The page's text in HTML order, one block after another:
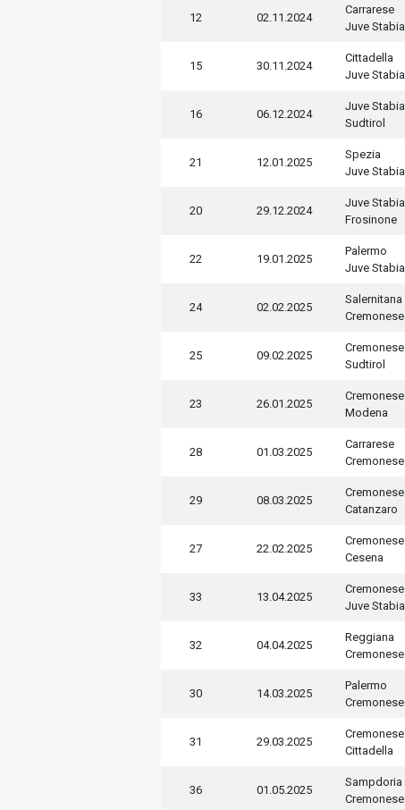
12 02.11.2024
Carrarese
Juve Stabia
15 30.11.2024
Cittadella
Juve Stabia
16 06.12.2024
Juve Stabia
Sudtirol
21 12.01.2025
Spezia
Juve Stabia
20 29.12.2024
Juve Stabia
Frosinone
22 19.01.2025
Palermo
Juve Stabia
24 02.02.2025
Salernitana
Cremonese
25 09.02.2025
Cremonese
Sudtirol
23 26.01.2025
Cremonese
Modena
28 01.03.2025
Carrarese
Cremonese
29 08.03.2025
Cremonese
Catanzaro
27 22.02.2025
Cremonese
Cesena
33 13.04.2025
Cremonese
Juve Stabia
32 04.04.2025
Reggiana
Cremonese
30 14.03.2025
Palermo
Cremonese
31 29.03.2025
Cremonese
Cittadella
36 01.05.2025
Sampdoria
Cremonese